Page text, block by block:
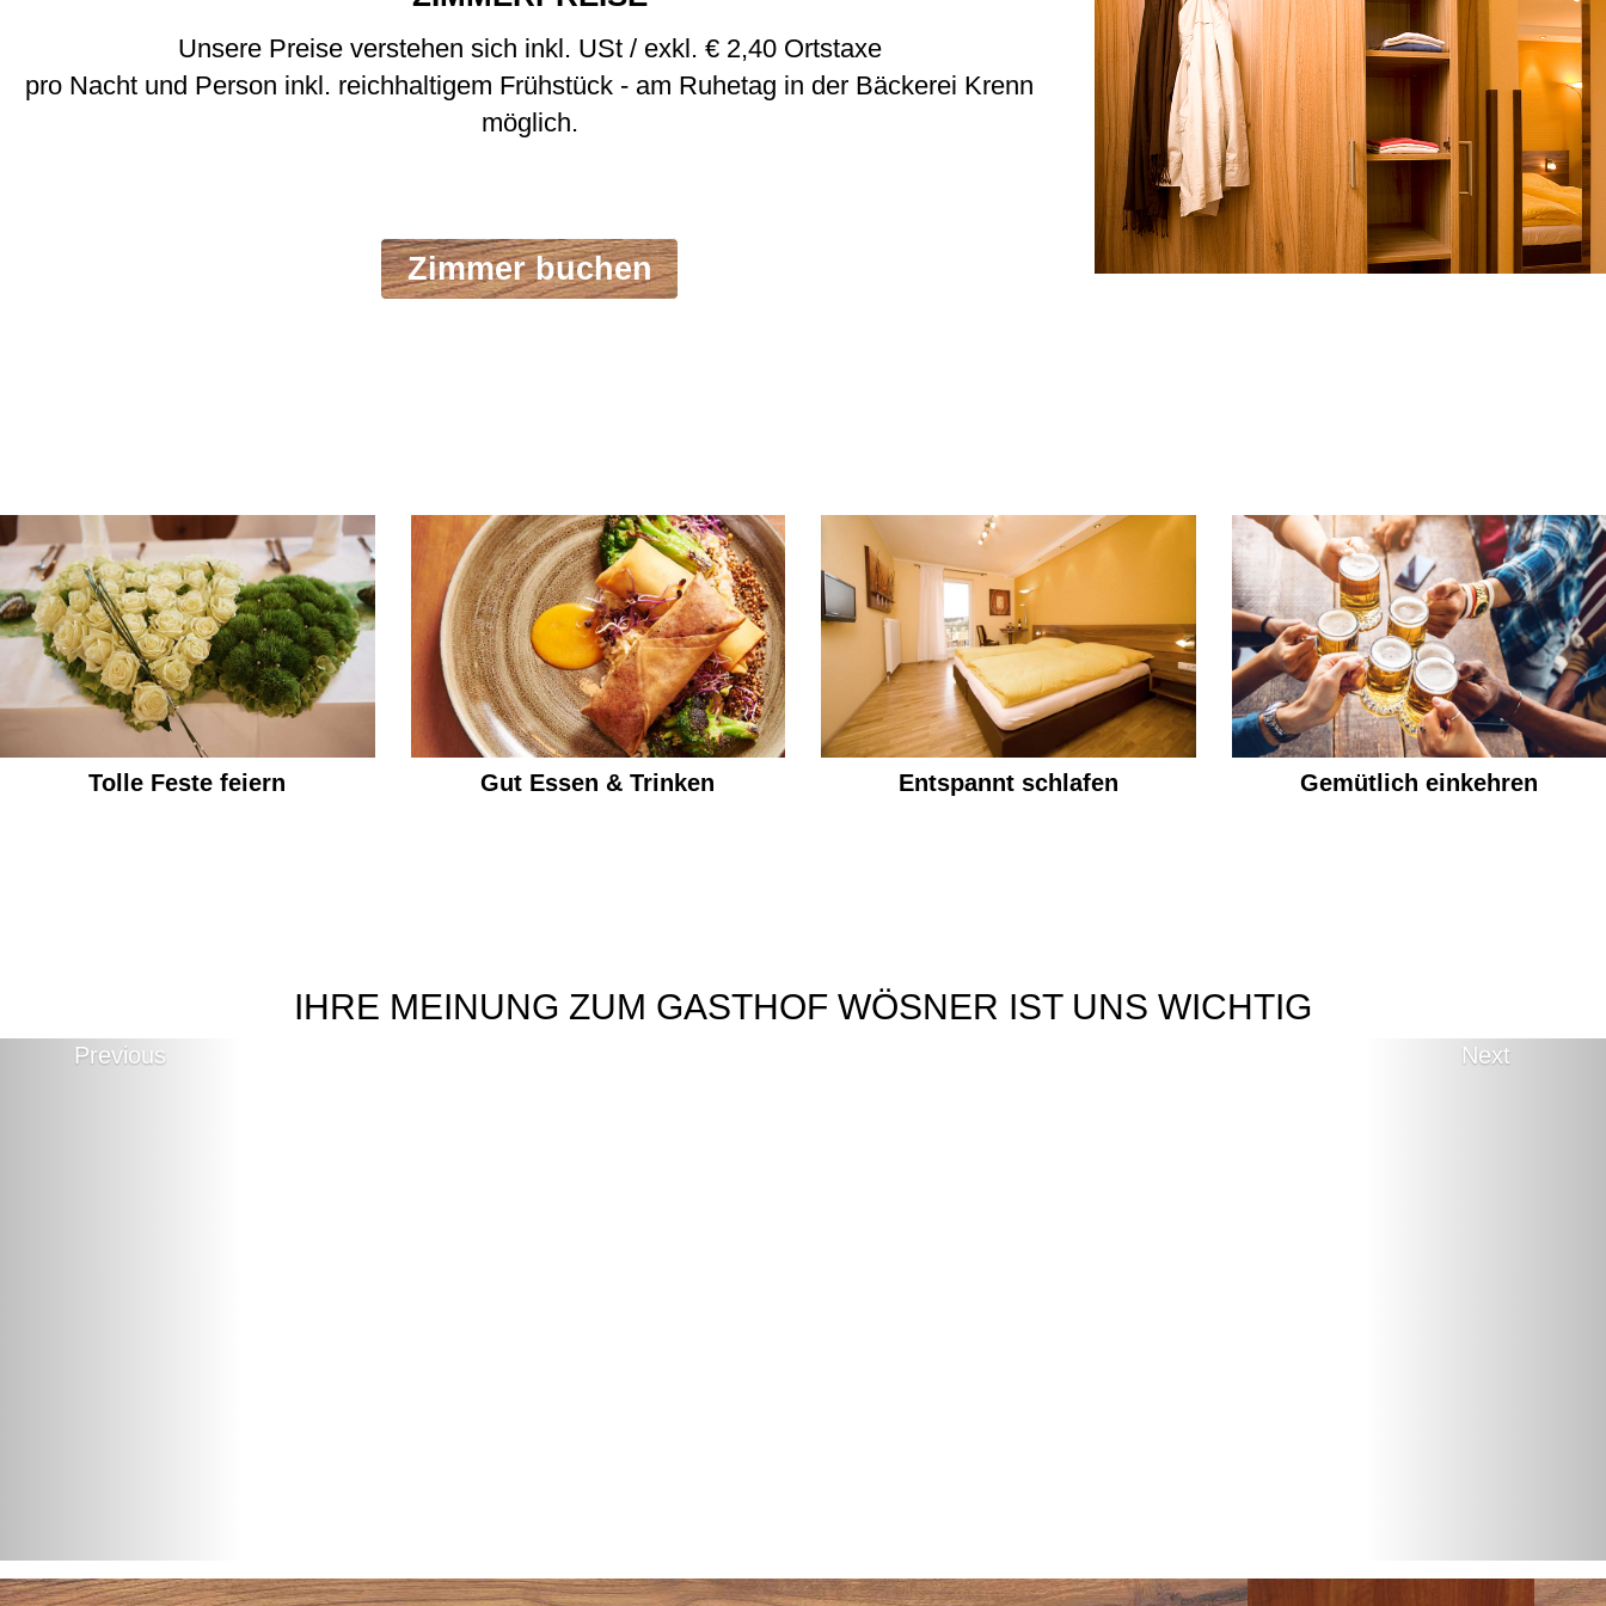
Unsere Preise verstehen sich inkl. USt / exkl. € 2,40 Ortstaxe
pro Nacht und Person inkl. reichhaltigem Frühstück - am Ruhetag in der Bäckerei Krenn
möglich.
Zimmer buchen
Tolle Feste feiern Gut Essen & Trinken Entspannt schlafen Gemütlich einkehren
IHRE MEINUNG ZUM GASTHOF WÖSNER IST UNS WICHTIG
Previous Next